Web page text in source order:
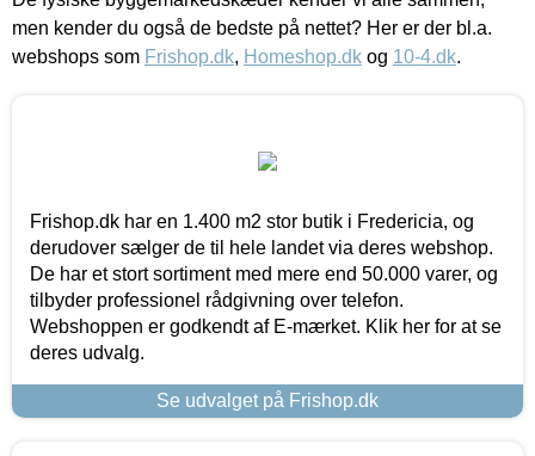
men kender du også de bedste på nettet? Her er der bl.a.
webshops som Frishop.dk, Homeshop.dk og 10-4.dk.
Frishop.dk har en 1.400 m2 stor butik i Fredericia, og
derudover sælger de til hele landet via deres webshop.
De har et stort sortiment med mere end 50.000 varer, og
tilbyder professionel rådgivning over telefon.
Webshoppen er godkendt af E-mærket. Klik her for at se
deres udvalg.
Se udvalget på Frishop.dk